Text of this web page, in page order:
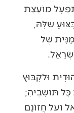
מוֹעֶצֶת
שֶׁלָּהּ,
שֶׁל
וּלְקִבּוּץ
תּוֹשָׁבֶיהָ;
ועל חֲזוֹנָם